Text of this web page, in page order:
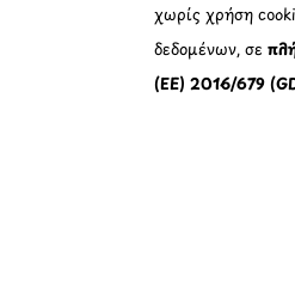
χωρίς χρήση
δεδομένων, σε
(ΕΕ) 2016/679